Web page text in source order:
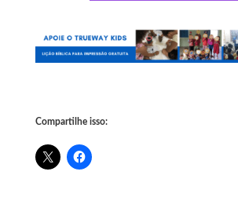
Compartilhe isso: